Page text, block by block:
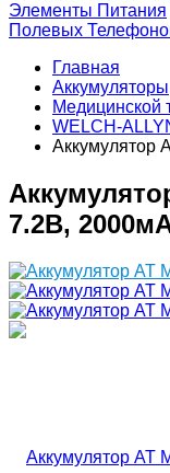
Элементы Питания
Полевых
Главная
Аккумуляторы
Медицинской
WELCH-
Аккумулятор
7.2В,